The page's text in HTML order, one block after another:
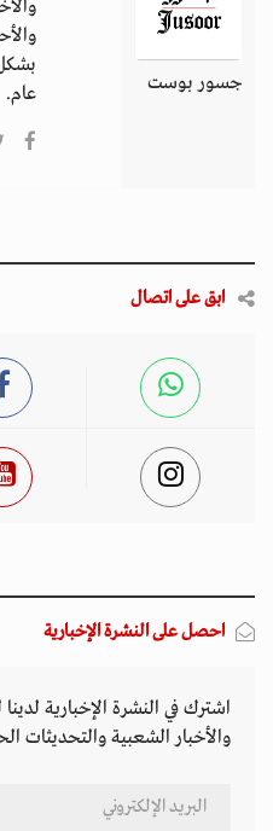
جسور بوست
عام.
ابق على اتصال
احصل على النشرة الإخبارية
اشترك في النشرة الإخبارية
والأخبار الشعبية والتحديثات